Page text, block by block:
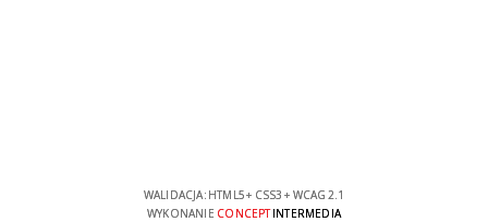
WALIDACJA: HTML5+ CSS3 + WCAG 2.1
WYKONANIE CONCEPTINTERMEDIA